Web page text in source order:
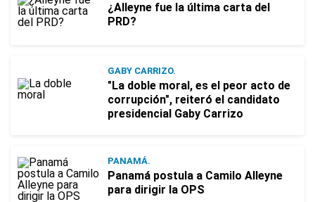
¿Alleyne fue la última carta del
PRD?
GABY CARRIZO.
"La doble moral, es el peor acto de
corrupción", reiteró el candidato
presidencial Gaby Carrizo
PANAMÁ.
Panamá postula a Camilo Alleyne
para dirigir la OPS